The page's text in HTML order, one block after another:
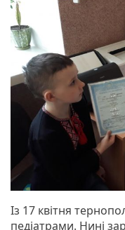
Із 17 квітня
педіатрами. Нині